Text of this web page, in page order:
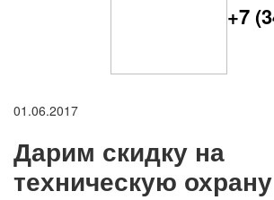
+7
01.06.2017
Дарим скидку на
техническую охрану